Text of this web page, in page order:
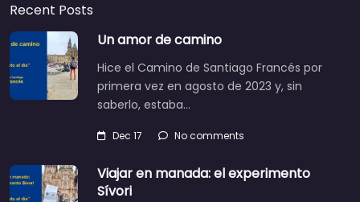
Recent Posts
Un amor de camino
Hice el Camino de Santiago Francés por
primera vez en agosto de 2023 y, sin
saberlo, estaba…
Dec 17 No comments
Viajar en manada: el experimento
Sívori